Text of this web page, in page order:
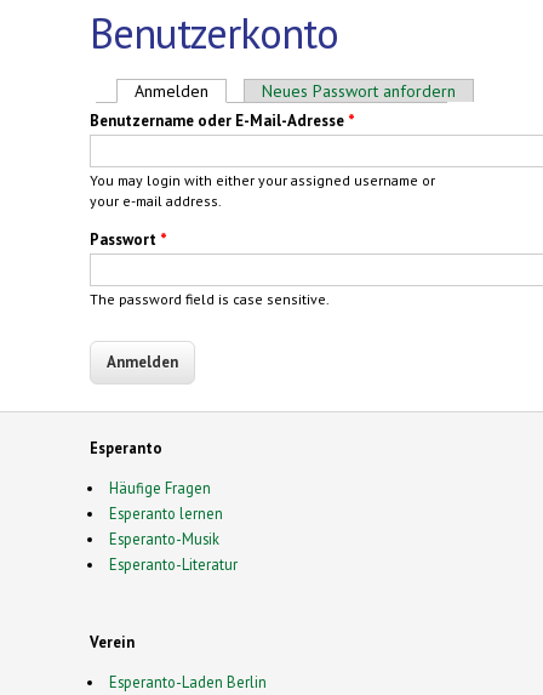
Benutzerkonto
Haupt-Reiter
Anmelden (aktiver Reiter)
Neues Passwort anfordern
Benutzername oder E-Mail-Adresse *
You may login with either your assigned username or
your e-mail address.
Passwort *
The password field is case sensitive.
Esperanto
Häufige Fragen
Esperanto lernen
Esperanto-Musik
Esperanto-Literatur
Verein
Esperanto-Laden Berlin